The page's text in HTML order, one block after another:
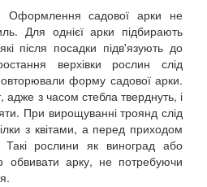
Оформлення садової арки не
Для однієї арки підбирають
після посадки підв'язують до
верхівки рослин слід
форму садової арки.
з часом стебла тверднуть, і
При вирощуванні троянд слід
з квітами, а перед приходом
рослини як виноград або
обвивати арку, не потребуючи